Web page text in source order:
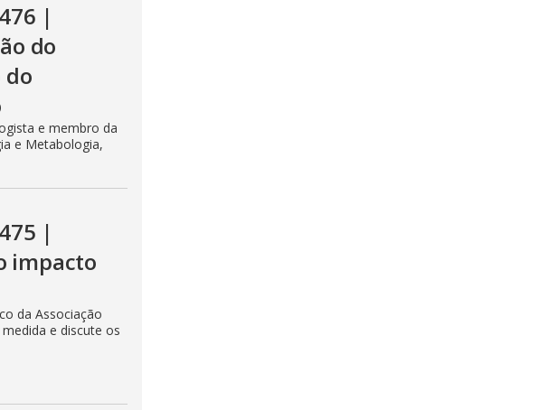
|
do
e membro da
e Metabologia,
|
impacto
da Associação
e discute os